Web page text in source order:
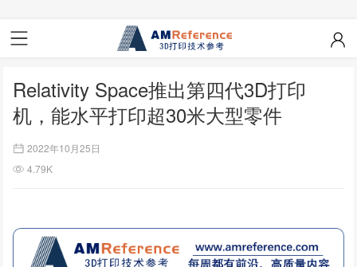
Relativity Space推出第四代3D打印
机，能水平打印超30米大型零件
2022年10月25日
4.79K